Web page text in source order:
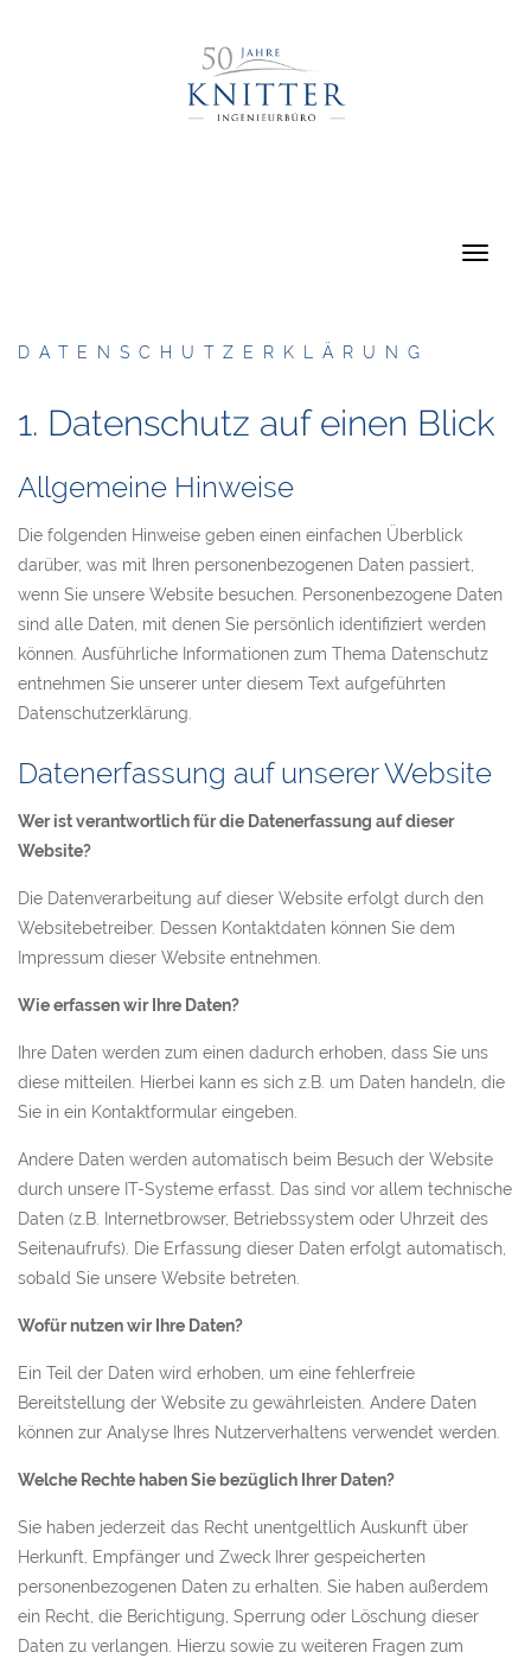
DATENSCHUTZERKLÄRUNG
1. Datenschutz auf einen Blick
Allgemeine Hinweise
Die folgenden Hinweise geben einen einfachen Überblick
darüber, was mit Ihren personenbezogenen Daten passiert,
wenn Sie unsere Website besuchen. Personenbezogene Daten
sind alle Daten, mit denen Sie persönlich identifiziert werden
können. Ausführliche Informationen zum Thema Datenschutz
entnehmen Sie unserer unter diesem Text aufgeführten
Datenschutzerklärung.
Datenerfassung auf unserer Website
Wer ist verantwortlich für die Datenerfassung auf dieser
Website?
Die Datenverarbeitung auf dieser Website erfolgt durch den
Websitebetreiber. Dessen Kontaktdaten können Sie dem
Impressum dieser Website entnehmen.
Wie erfassen wir Ihre Daten?
Ihre Daten werden zum einen dadurch erhoben, dass Sie uns
diese mitteilen. Hierbei kann es sich z.B. um Daten handeln, die
Sie in ein Kontaktformular eingeben.
Andere Daten werden automatisch beim Besuch der Website
durch unsere IT-Systeme erfasst. Das sind vor allem technische
Daten (z.B. Internetbrowser, Betriebssystem oder Uhrzeit des
Seitenaufrufs). Die Erfassung dieser Daten erfolgt automatisch,
sobald Sie unsere Website betreten.
Wofür nutzen wir Ihre Daten?
Ein Teil der Daten wird erhoben, um eine fehlerfreie
Bereitstellung der Website zu gewährleisten. Andere Daten
können zur Analyse Ihres Nutzerverhaltens verwendet werden.
Welche Rechte haben Sie bezüglich Ihrer Daten?
Sie haben jederzeit das Recht unentgeltlich Auskunft über
Herkunft, Empfänger und Zweck Ihrer gespeicherten
personenbezogenen Daten zu erhalten. Sie haben außerdem
ein Recht, die Berichtigung, Sperrung oder Löschung dieser
Daten zu verlangen. Hierzu sowie zu weiteren Fragen zum